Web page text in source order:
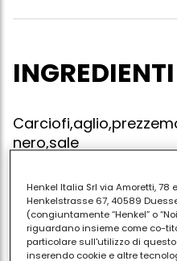
INGREDIENTI
nero,sale
Pulire i carciofi
limone, dopodichè in un
uniti all' aglio, al
Henkel Italia Srl via Amoretti, 78
Henkelstrasse 67, 40589
(congiuntamente “Henkel” o
riguardano insieme come co-
particolare sull'utilizzo di
inserendo cookie e altre